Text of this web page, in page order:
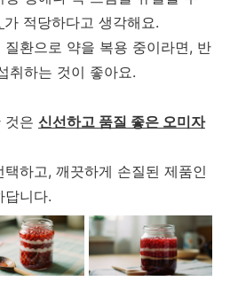
가 적당하다고 생각해요.
환으로 약을 복용 중이라면, 반
취하는 것이 좋아요.
것은 신선하고 품질 좋은 오미자
하고, 깨끗하게 손질된 제품인
답니다.